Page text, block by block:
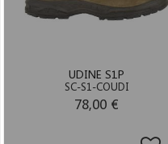
UDINE S1P
SC-S1-COUDI
78,00 €